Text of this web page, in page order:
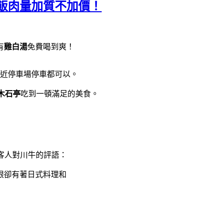
量加質不加價！
雞白湯免費喝到爽！
停車場停車都可以。
石亭吃到一頓滿足的美食。
對川牛的評語：
卻有著日式料理和